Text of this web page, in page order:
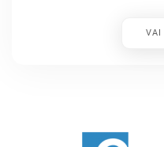
VAI